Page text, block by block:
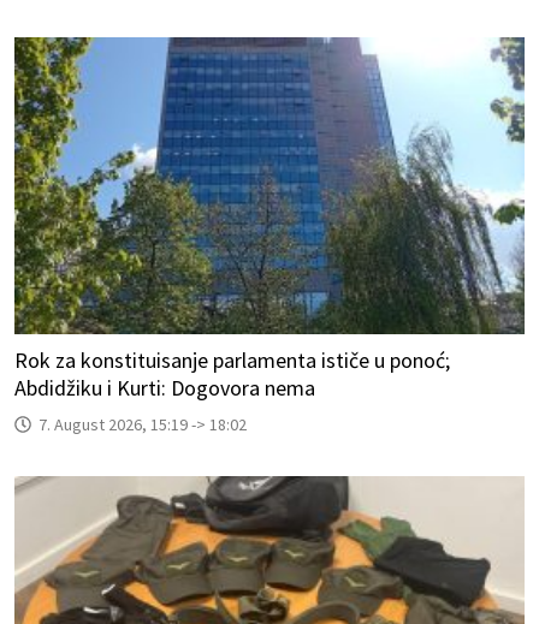
Rok za konstituisanje parlamenta ističe u ponoć;
Abdidžiku i Kurti: Dogovora nema
7. August 2026, 15:19 -> 18:02